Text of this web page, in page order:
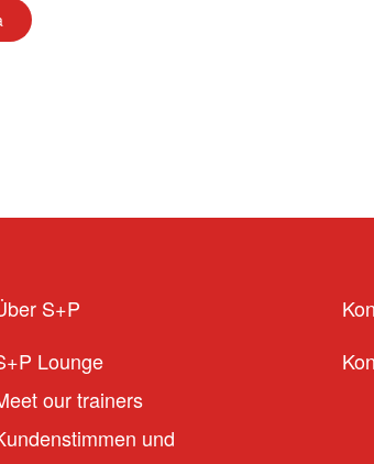
S+P
Lounge
our trainers
und